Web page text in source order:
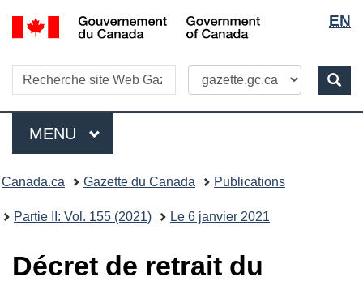
Skip
to
content
Passer
à
version
HTML
simplifiée
la
langue
EN
Recherche
Recherche
dans
site
Web
Menu
MENU PRINCIPAL
�tes
ici
Canada.ca Gazette du Canada Publications
Partie II: Vol. 155 (2021) Le 6 janvier 2021
Décret de retrait du